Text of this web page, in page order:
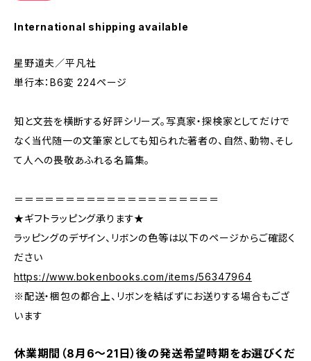
International shipping available
星野道夫／平凡社
単行本：B6変 224ページ
知と文芸を横断する好評シリーズ。写真家・探検家としてだけで
なく当代随一の文筆家としても知られた著者の、自然、動物、そし
て人への畏敬あふれる名篇集。
＝＝＝＝＝＝＝＝＝＝＝＝＝＝＝＝＝＝＝＝
★ギフトラッピング承ります★
ラッピングのデザイン、リボンの色等は以下のページからご確認く
ださい
https://www.bokenbooks.com/items/56347964
※配送・梱包の都合上、リボンを結ばずにお送りする場合もござ
います
休業期間（8月6〜21日）後の発送希望時期をお選びくだ